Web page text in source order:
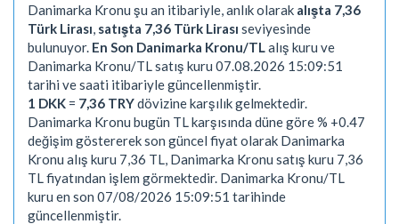
Danimarka Kronu şu an itibariyle, anlık olarak alışta 7,36
Türk Lirası satışta 7,36 Türk Lirası seviyesinde
bulunuyor. En Son Danimarka Kronu/TL alış kuru ve
Danimarka Kronu/TL satış kuru 07.08.2026 15:09:51
tarihi ve saati itibariyle güncellenmiştir.
1 DKK = 7,36 TRYdövizine karşılık gelmektedir.
Danimarka Kronu bugün TL karşısında düne göre % +0.47
değişim göstererek son güncel fiyat olarak Danimarka
Kronu alış kuru 7,36 TL, Danimarka Kronu satış kuru 7,36
TL fiyatından işlem görmektedir. Danimarka Kronu/TL
kuru en son 07/08/2026 15:09:51 tarihinde
güncellenmiştir.